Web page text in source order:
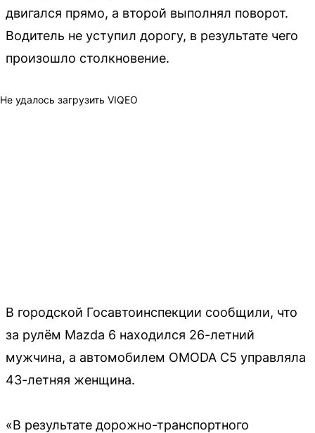
двигался прямо, а второй выполнял поворот.
Водитель не уступил дорогу, в результате чего
произошло столкновение.
Не удалось загрузить VIQEO
В городской Госавтоинспекции сообщили, что
за рулём Mazda 6 находился 26-летний
мужчина, а автомобилем OMODA C5 управляла
43-летняя женщина.
«В результате дорожно-транспортного